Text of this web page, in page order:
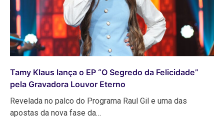
Tamy Klaus lança o EP “O Segredo da Felicidade”
pela Gravadora Louvor Eterno
Revelada no palco do Programa Raul Gil e uma das
apostas da nova fase da…